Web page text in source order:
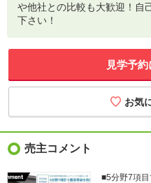
や他社との比較も大歓迎！自
下さい！
見学予
売主コメント
■5分野7項